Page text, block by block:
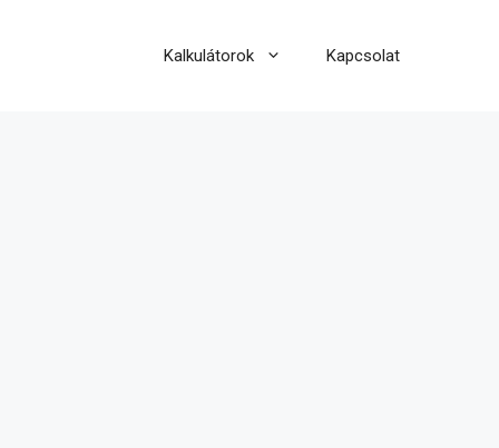
Kalkulátorok Kapcsolat